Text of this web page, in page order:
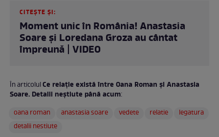
CITEȘTE ȘI:
Moment unic în România! Anastasia
Soare și Loredana Groza au cântat
împreună | VIDEO
În articolulCe relație există între Oana Roman și Anastasia
Soare. Detalii neștiute până acum:
oana roman
anastasia soare vedete relatie
legatura
detalii nestiute